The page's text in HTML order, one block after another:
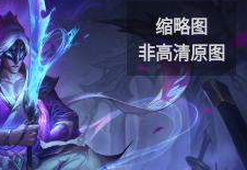
缩略图
非高清原图